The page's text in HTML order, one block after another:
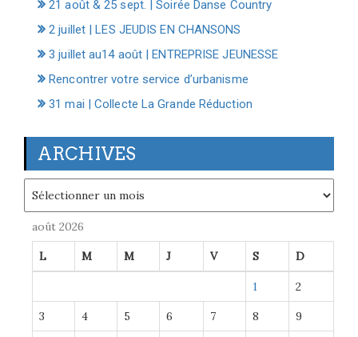
21 août & 25 sept. | Soirée Danse Country
2 juillet | LES JEUDIS EN CHANSONS
3 juillet au14 août | ENTREPRISE JEUNESSE
Rencontrer votre service d’urbanisme
31 mai | Collecte La Grande Réduction
ARCHIVES
août 2026
L M M J V S D
1 2
3 4 5 6 7 8 9